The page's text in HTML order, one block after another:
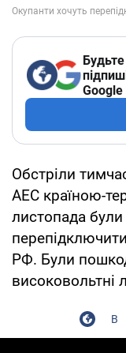
Google
Обстріли
АЕС країною-
листопада
РФ. Були
високовольтні